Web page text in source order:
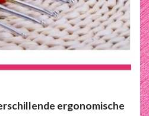
ergonomische